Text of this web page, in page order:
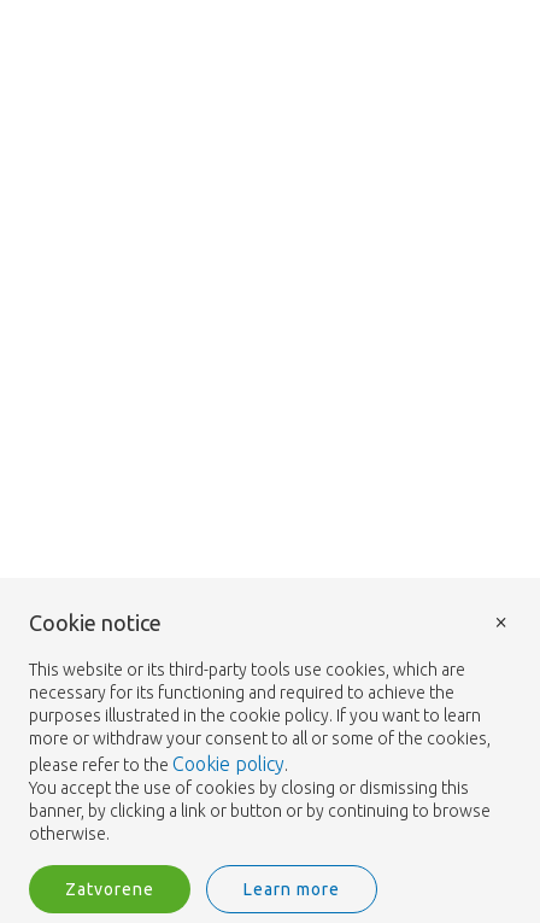
Cookie notice
This website or its third-party tools use cookies, which are
necessary for its functioning and required to achieve the
purposes illustrated in the cookie policy. If you want to learn
more or withdraw your consent to all or some of the cookies,
please refer to the Cookie policy.
You accept the use of cookies by closing or dismissing this
banner, by clicking a link or button or by continuing to browse
otherwise.
Zatvorene Learn more
×